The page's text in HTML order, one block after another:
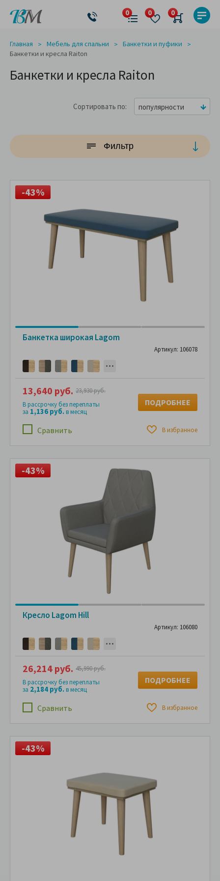
Главная Мебель для спальни
Банкетки и пуфики
Банкетки и кресла Raiton
Банкетки и кресла Raiton
Сортировать по популярности
Фильтр
-43%
Банкетка широкая Lagom
Артикул: 106078
Сравнить В избранное
13,640 руб. 23,930 руб.
В рассрочку без переплаты
за 1,136 руб.в месяц
ПОДРОБНЕЕ
-43%
Кресло Lagom Hill
Артикул: 106080
Сравнить В избранное
26,214 руб. 45,990 руб.
В рассрочку без переплаты
за 2,184 руб.в месяц
ПОДРОБНЕЕ
-43%